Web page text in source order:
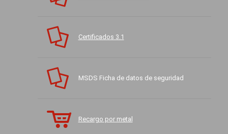
Certificados 3.1
MSDS Ficha de datos de seguridad
Recargo por metal